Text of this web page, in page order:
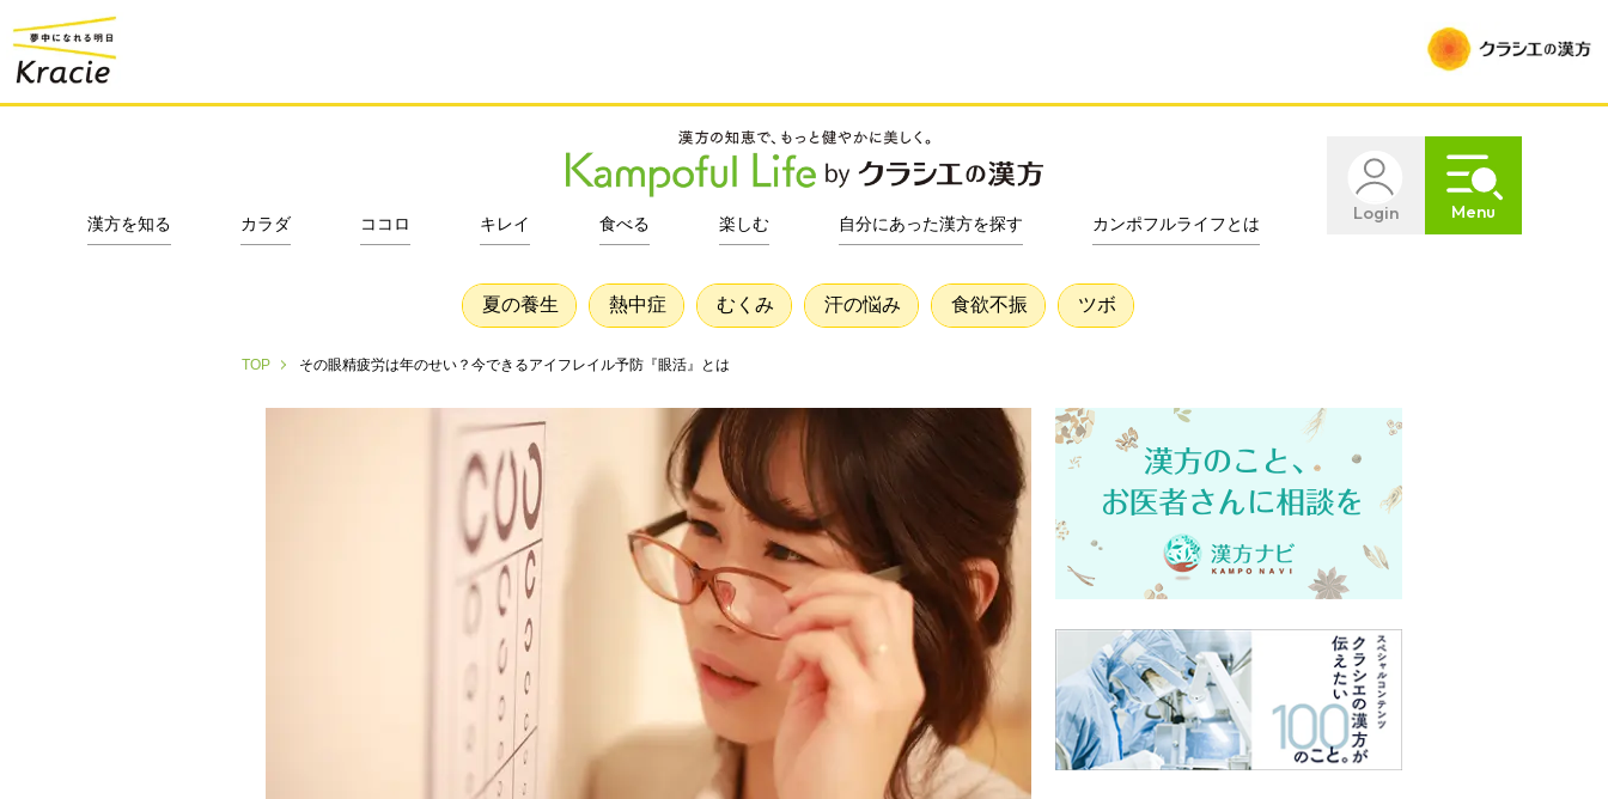
Login Menu
漢方を知る カラダ ココロ キレイ 食べる 楽しむ 自分にあった漢方を探す カンポフルライフとは
夏の養生 熱中症 むくみ 汗の悩み 食欲不振 ツボ
TOP その眼精疲労は年のせい？今できるアイフレイル予防『眼活』とは